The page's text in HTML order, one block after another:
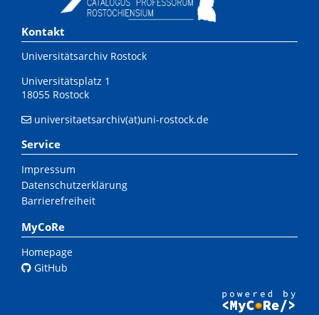
Kontakt
Universitätsarchiv Rostock
Universitätsplatz 1
18055 Rostock
universitaetsarchiv(at)uni-rostock.de
Service
Impressum
Datenschutzerklärung
Barrierefreiheit
MyCoRe
Homepage
GitHub